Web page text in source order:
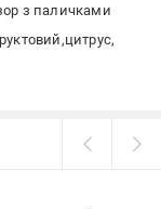
з паличками
цитрус